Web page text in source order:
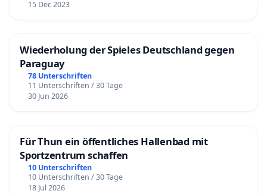
15 Dec 2023
Wiederholung der Spieles Deutschland gegen
Paraguay
78 Unterschriften
11 Unterschriften / 30 Tage
30 Jun 2026
Für Thun ein öffentliches Hallenbad mit
Sportzentrum schaffen
10 Unterschriften
10 Unterschriften / 30 Tage
18 Jul 2026